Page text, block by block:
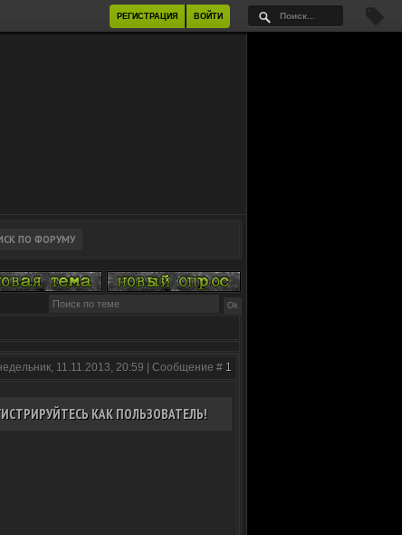
РЕГИСТРАЦИЯ ВОЙТИ
11.11.2013, 20:59 | Сообщение # 1
КАК ПОЛЬЗОВАТЕЛЬ!